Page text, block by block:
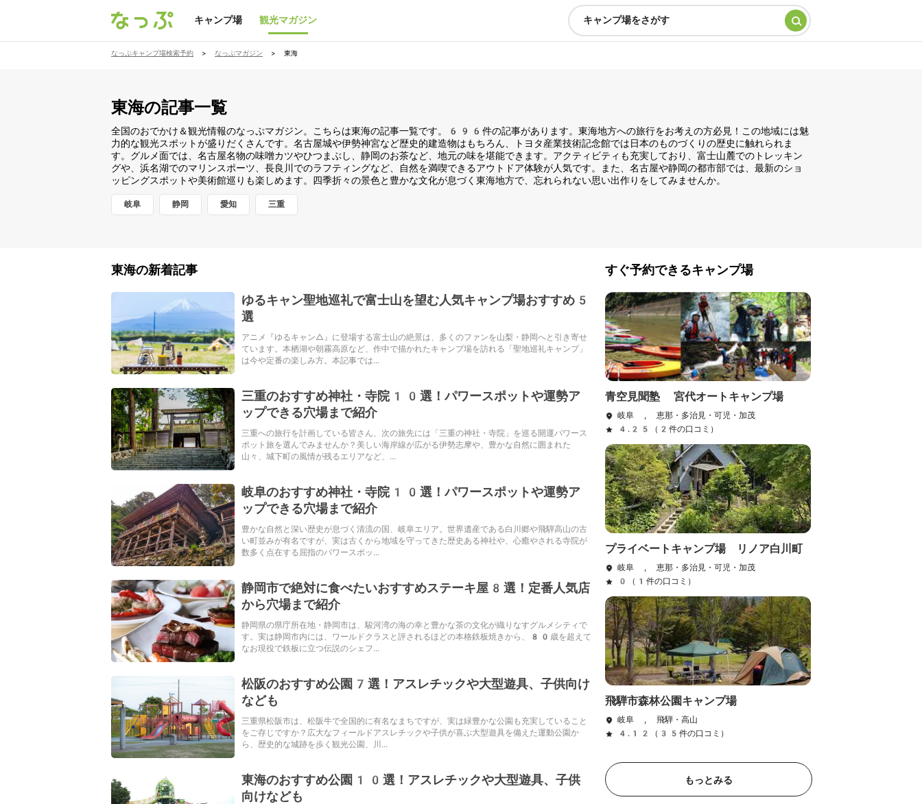
キャンプ場 観光マガジン キャンプ場をさがす
なっぷキャンプ場検索予約 > なっぷマガジン > 東海
東海の記事一覧
全国のおでかけ＆観光情報のなっぷマガジン。こちらは東海の記事一覧です。696件の記事があります。東海地方への旅行をお考えの方必見！この地域には魅
力的な観光スポットが盛りだくさんです。名古屋城や伊勢神宮など歴史的建造物はもちろん、トヨタ産業技術記念館では日本のものづくりの歴史に触れられま
す。グルメ面では、名古屋名物の味噌カツやひつまぶし、静岡のお茶など、地元の味を堪能できます。アクティビティも充実しており、富士山麓でのトレッキン
グや、浜名湖でのマリンスポーツ、長良川でのラフティングなど、自然を満喫できるアウトドア体験が人気です。また、名古屋や静岡の都市部では、最新のショ
ッピングスポットや美術館巡りも楽しめます。四季折々の景色と豊かな文化が息づく東海地方で、忘れられない思い出作りをしてみませんか。
岐阜 静岡 愛知 三重
東海の新着記事
ゆるキャン聖地巡礼で富士山を望む人気キャンプ場おすすめ5
選
アニメ『ゆるキャン△』に登場する富士山の絶景は、多くのファンを山梨・静岡へと引き寄せ
ています。本栖湖や朝霧高原など、作中で描かれたキャンプ場を訪れる「聖地巡礼キャンプ」
は今や定番の楽しみ方。本記事では...
三重のおすすめ神社・寺院10選！パワースポットや運勢ア
ップできる穴場まで紹介
三重への旅行を計画している皆さん、次の旅先には「三重の神社・寺院」を巡る開運パワース
ポット旅を選んでみませんか？美しい海岸線が広がる伊勢志摩や、豊かな自然に囲まれた
山々、城下町の風情が残るエリアなど、...
岐阜のおすすめ神社・寺院10選！パワースポットや運勢ア
ップできる穴場まで紹介
豊かな自然と深い歴史が息づく清流の国、岐阜エリア。世界遺産である白川郷や飛騨高山の古
い町並みが有名ですが、実は古くから地域を守ってきた歴史ある神社や、心癒やされる寺院が
数多く点在する屈指のパワースポッ...
静岡市で絶対に食べたいおすすめステーキ屋8選！定番人気店
から穴場まで紹介
静岡県の県庁所在地・静岡市は、駿河湾の海の幸と豊かな茶の文化が織りなすグルメシティで
す。実は静岡市内には、ワールドクラスと評されるほどの本格鉄板焼きから、80歳を超えて
なお現役で鉄板に立つ伝説のシェフ...
松阪のおすすめ公園7選！アスレチックや大型遊具、子供向け
なども
三重県松阪市は、松阪牛で全国的に有名なまちですが、実は緑豊かな公園も充実していること
をご存じですか？広大なフィールドアスレチックや子供が喜ぶ大型遊具を備えた運動公園か
ら、歴史的な城跡を歩く観光公園、川...
東海のおすすめ公園10選！アスレチックや大型遊具、子供
向けなども
すぐ予約できるキャンプ場
青空見聞塾 宮代オートキャンプ場
岐阜 , 恵那・多治見・可児・加茂
4.25（2件の口コミ）
プライベートキャンプ場 リノア白川町
岐阜 , 恵那・多治見・可児・加茂
0（1件の口コミ）
飛騨市森林公園キャンプ場
岐阜 , 飛騨・高山
4.12（35件の口コミ）
もっとみる